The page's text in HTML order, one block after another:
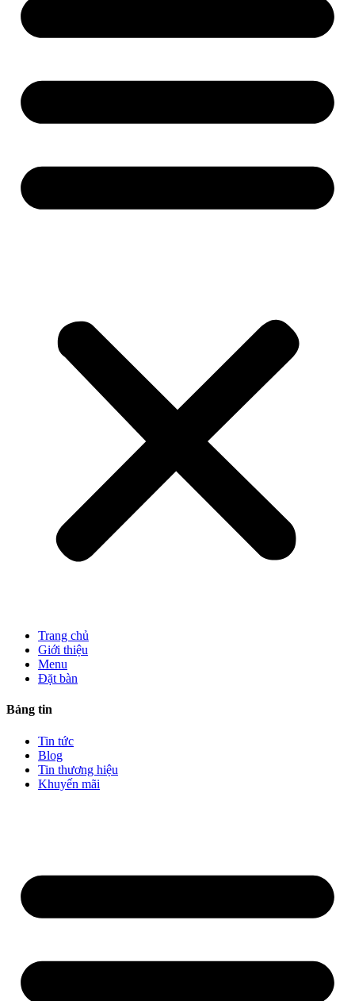
Trang chủ
Giới thiệu
Menu
Đặt bàn
Bảng tin
Tin tức
Blog
Tin thương hiệu
Khuyến mãi